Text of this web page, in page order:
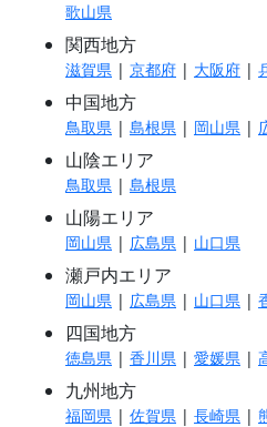
歌山県
関西地方
滋賀県 | 京都府 | 大阪府 |
中国地方
鳥取県 | 島根県 | 岡山県 |
山陰エリア
鳥取県 | 島根県
山陽エリア
岡山県 | 広島県 | 山口県
瀬戸内エリア
岡山県 | 広島県 | 山口県 |
四国地方
徳島県 | 香川県 | 愛媛県 |
九州地方
福岡県 | 佐賀県 | 長崎県 |